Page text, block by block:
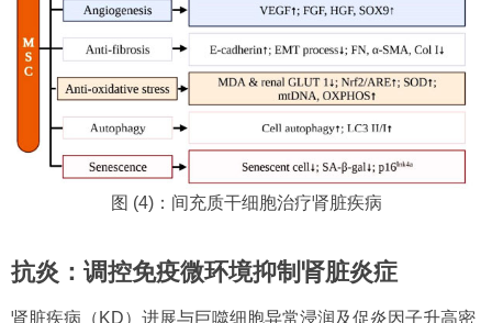
图 (4)：间充质干细胞治疗肾脏疾病
抗炎：调控免疫微环境抑制肾脏炎症
肾脏疾病（KD）进展与巨噬细胞异常浸润及促炎因子升高密